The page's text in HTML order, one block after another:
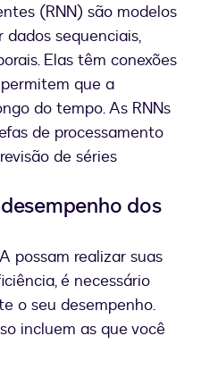
(RNN) são modelos
dados sequenciais,
Elas têm conexões
que a
do tempo. As RNNs
de processamento
de séries
dos
possam realizar suas
é necessário
o seu desempenho.
incluem as que você